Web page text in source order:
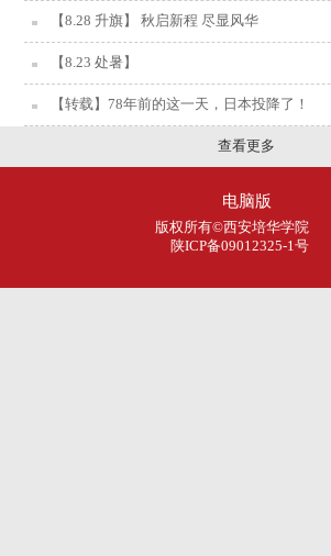
【8.28 升旗】 秋启新程 尽显风华
【8.23 处暑】
【转载】78年前的这一天，日本投降了！
查看更多
电脑版
版权所有©西安培华学院
陕ICP备09012325-1号